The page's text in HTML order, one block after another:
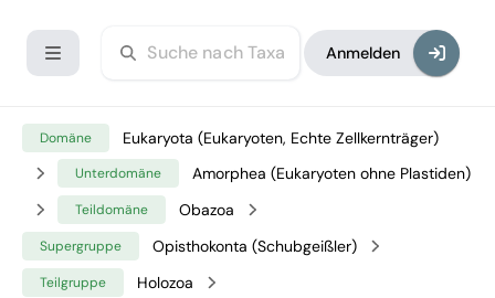
Anmelden
Domäne Eukaryota (Eukaryoten, Echte Zellkernträger)
Unterdomäne Amorphea (Eukaryoten ohne Plastiden)
Teildomäne Obazoa
Supergruppe Opisthokonta (Schubgeißler)
Teilgruppe Holozoa